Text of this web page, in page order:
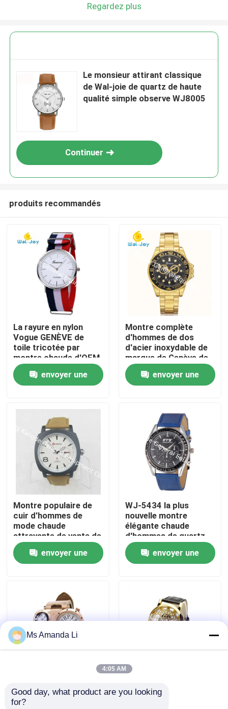
Produits
Au sujet de nous
Visite d'usine
Contrôle de qualité
Nouvelles
Cas
Demandez une citation
IVC suppléments
Regardez plus
Le monsieur attirant classique
de Wal-joie de quartz de haute
qualité simple observe WJ8005
Continuer
produits recommandés
La rayure en nylon
Vogue GENÈVE de
toile tricotée par
montre chaude d'OEM
de LOGO de vente
d'usine de WJ-3395
Chine Yiwu observe la
d'homme
envoyer une
Montre complète
d'hommes de dos
d'acier inoxydable de
marque de Genève de
calendrier de mode du
nouveau venu WJ-
6525
envoyer une
Montre populaire de
cuir d'hommes de
mode chaude
attrayante de vente de
cuir véritable de WJ-
3397 Womage
envoyer une
WJ-5434 la plus
nouvelle montre
élégante chaude
d'hommes de quartz
de bande de cuir
arrière d'acier
inoxydable de la vente
envoyer une
multifonctionnel de
double du résistant à
occasionnel en cuir
Ms Amanda Li
4:05 AM
Good day, what product are you looking
for?